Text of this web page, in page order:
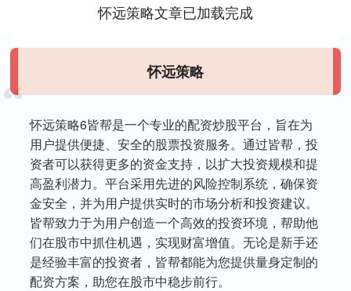
怀远策略文章已加载完成
怀远策略
怀远策略6皆帮是一个专业的配资炒股平台，旨在为
用户提供便捷、安全的股票投资服务。通过皆帮，投
资者可以获得更多的资金支持，以扩大投资规模和提
高盈利潜力。平台采用先进的风险控制系统，确保资
金安全，并为用户提供实时的市场分析和投资建议。
皆帮致力于为用户创造一个高效的投资环境，帮助他
们在股市中抓住机遇，实现财富增值。无论是新手还
是经验丰富的投资者，皆帮都能为您提供量身定制的
配资方案，助您在股市中稳步前行。